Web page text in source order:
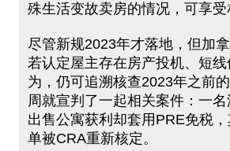
殊生活变故卖房的情况，可享受
尽管新规2023年才落地，但加
若认定屋主存在房产投机、短
为，仍可追溯核查2023年之前
周就宣判了一起相关案件：一
出售公寓获利却套用PRE免税
单被CRA重新核定。